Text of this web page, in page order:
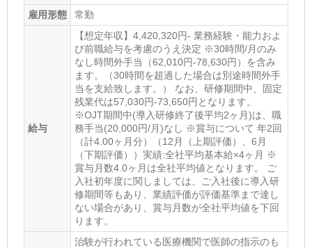
雇用形態
常勤
給与
【想定年収】4,420,320円- 業務経験・能力およ
び前職給与を考慮のうえ決定 ※30時間/月のみ
なし時間外手当（62,010円-78,630円）を含み
ます。（30時間を超過した場合は別途時間外手
当を支給致します。） なお、研修期間中、固定
残業代は57,030円-73,650円となります。
※OJT期間中(導入研修終了後平均2ヶ月)は、職
務手当(20,000円/月)なし ※賞与について 年2回
（計4.00ヶ月分）（12月（上期評価）、6月
（下期評価））実績:全社平均基本給×4ヶ月 ※
賞与月数4.0ヶ月は全社平均値となります。 ご
入社初年度に関しましては、ご入社後に導入研
修期間等もあり、業績評価が評価基準まで達し
ない場合があり、賞与月数が全社平均値を下回
ります。
治験が行われている医療機関で医師の指示のも